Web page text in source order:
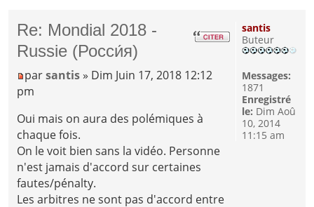
Re: Mondial 2018 -
Russie (Росси́я)
parsantis » Dim Juin 17, 2018 12:12
pm
Oui mais on aura des polémiques à
chaque fois.
On le voit bien sans la vidéo. Personne
n'est jamais d'accord sur certaines
fautes/pénalty.
Les arbitres ne sont pas d'accord entre
santis
Buteur
Messages:
1871
Enregistré
le: Dim Aoû
10, 2014
11:15 am